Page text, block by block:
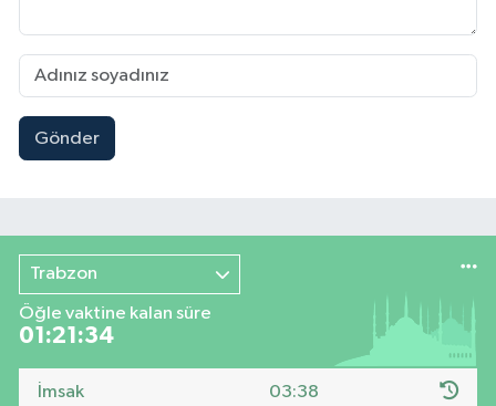
Gönder
Trabzon
Öğle vaktine kalan süre
01:21:33
İmsak 03:38